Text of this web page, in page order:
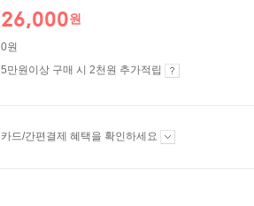
26,000원
0원
5만원이상 구매 시 2천원 추가적립
카드/간편결제 혜택을 확인하세요